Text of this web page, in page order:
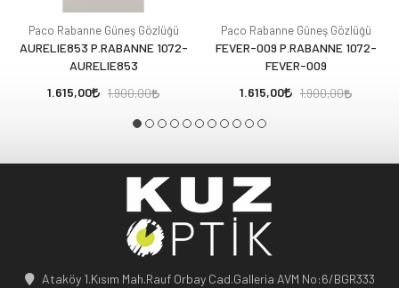
Paco Rabanne Güneş Gözlüğü
AURELIE853 P.RABANNE 1072-
AURELIE853
1.615,00
1.900,00
Paco Rabanne Güneş Gözlüğü
FEVER-009 P.RABANNE 1072-
FEVER-009
1.615,00
1.900,00
Ataköy 1.Kısım Mah.Rauf Orbay Cad.Galleria AVM No:6/BGR333